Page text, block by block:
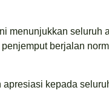
menunjukkan seluruh
berjalan
kepada